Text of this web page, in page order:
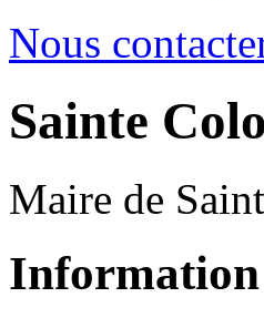
Nous
Sainte
Maire de
Information